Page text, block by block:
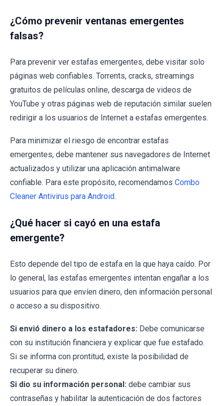
¿Cómo prevenir ventanas emergentes
falsas?
Para prevenir ver estafas emergentes, debe visitar solo
páginas web confiables. Torrents, cracks, streamings
gratuitos de películas online, descarga de videos de
YouTube y otras páginas web de reputación similar suelen
redirigir a los usuarios de Internet a estafas emergentes.
Para minimizar el riesgo de encontrar estafas
emergentes, debe mantener sus navegadores de Internet
actualizados y utilizar una aplicación antimalware
confiable. Para este propósito, recomendamos Combo
Cleaner Antivirus para Android.
¿Qué hacer si cayó en una estafa
emergente?
Esto depende del tipo de estafa en la que haya caído. Por
lo general, las estafas emergentes intentan engañar a los
usuarios para que envíen dinero, den información personal
o acceso a su dispositivo.
Si envió dinero a los estafadores: Debe comunicarse
con su institución financiera y explicar que fue estafado.
Si se informa con prontitud, existe la posibilidad de
recuperar su dinero.
Si dio su información personal: debe cambiar sus
contraseñas y habilitar la autenticación de dos factores